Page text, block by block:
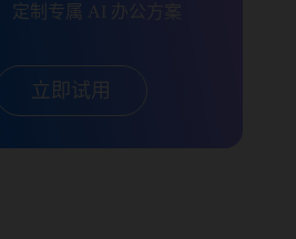
定制专属 AI 办公方案
立即试用